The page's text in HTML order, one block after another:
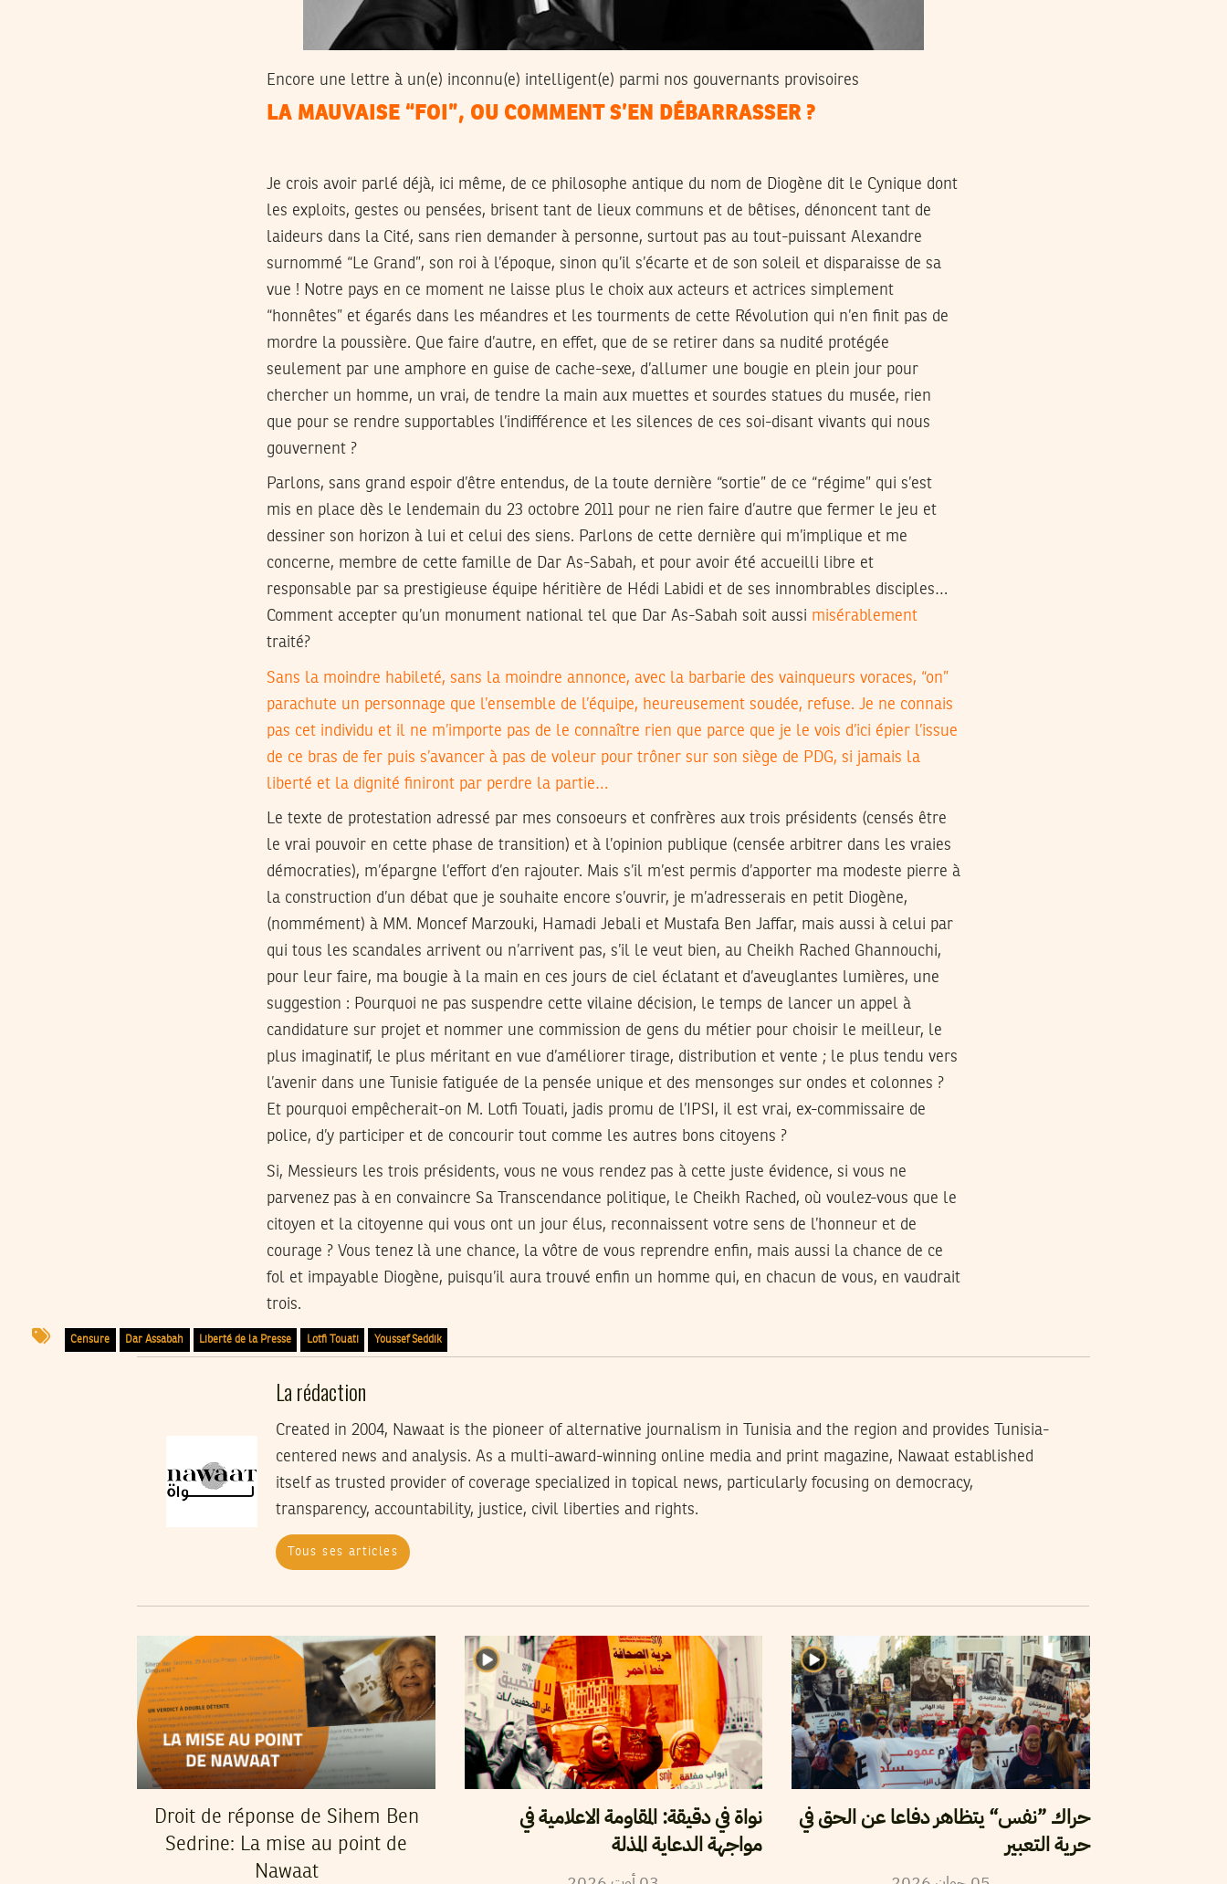
Encore une lettre à un(e) inconnu(e) intelligent(e) parmi nos gouvernants provisoires
LA MAUVAISE “FOI”, OU COMMENT S’EN DÉBARRASSER ?
Je crois avoir parlé déjà, ici même, de ce philosophe antique du nom de Diogène dit le Cynique dont
les exploits, gestes ou pensées, brisent tant de lieux communs et de bêtises, dénoncent tant de
laideurs dans la Cité, sans rien demander à personne, surtout pas au tout-puissant Alexandre
surnommé “Le Grand”, son roi à l’époque, sinon qu’il s’écarte et de son soleil et disparaisse de sa
vue ! Notre pays en ce moment ne laisse plus le choix aux acteurs et actrices simplement
“honnêtes” et égarés dans les méandres et les tourments de cette Révolution qui n’en finit pas de
mordre la poussière. Que faire d’autre, en effet, que de se retirer dans sa nudité protégée
seulement par une amphore en guise de cache-sexe, d’allumer une bougie en plein jour pour
chercher un homme, un vrai, de tendre la main aux muettes et sourdes statues du musée, rien
que pour se rendre supportables l’indifférence et les silences de ces soi-disant vivants qui nous
gouvernent ?
Parlons, sans grand espoir d’être entendus, de la toute dernière “sortie” de ce “régime” qui s’est
mis en place dès le lendemain du 23 octobre 2011 pour ne rien faire d’autre que fermer le jeu et
dessiner son horizon à lui et celui des siens. Parlons de cette dernière qui m’implique et me
concerne, membre de cette famille de Dar As-Sabah, et pour avoir été accueilli libre et
responsable par sa prestigieuse équipe héritière de Hédi Labidi et de ses innombrables disciples…
Comment accepter qu’un monument national tel que Dar As-Sabah soit aussi misérablement
traité?
Sans la moindre habileté, sans la moindre annonce, avec la barbarie des vainqueurs voraces, “on”
parachute un personnage que l’ensemble de l’équipe, heureusement soudée, refuse. Je ne connais
pas cet individu et il ne m’importe pas de le connaître rien que parce que je le vois d’ici épier l’issue
de ce bras de fer puis s’avancer à pas de voleur pour trôner sur son siège de PDG, si jamais la
liberté et la dignité finiront par perdre la partie…
Le texte de protestation adressé par mes consoeurs et confrères aux trois présidents (censés être
le vrai pouvoir en cette phase de transition) et à l’opinion publique (censée arbitrer dans les vraies
démocraties), m’épargne l’effort d’en rajouter. Mais s’il m’est permis d’apporter ma modeste pierre à
la construction d’un débat que je souhaite encore s’ouvrir, je m’adresserais en petit Diogène,
(nommément) à MM. Moncef Marzouki, Hamadi Jebali et Mustafa Ben Jaffar, mais aussi à celui par
qui tous les scandales arrivent ou n’arrivent pas, s’il le veut bien, au Cheikh Rached Ghannouchi,
pour leur faire, ma bougie à la main en ces jours de ciel éclatant et d’aveuglantes lumières, une
suggestion : Pourquoi ne pas suspendre cette vilaine décision, le temps de lancer un appel à
candidature sur projet et nommer une commission de gens du métier pour choisir le meilleur, le
plus imaginatif, le plus méritant en vue d’améliorer tirage, distribution et vente ; le plus tendu vers
l’avenir dans une Tunisie fatiguée de la pensée unique et des mensonges sur ondes et colonnes ?
Et pourquoi empêcherait-on M. Lotfi Touati, jadis promu de l’IPSI, il est vrai, ex-commissaire de
police, d’y participer et de concourir tout comme les autres bons citoyens ?
Si, Messieurs les trois présidents, vous ne vous rendez pas à cette juste évidence, si vous ne
parvenez pas à en convaincre Sa Transcendance politique, le Cheikh Rached, où voulez-vous que le
citoyen et la citoyenne qui vous ont un jour élus, reconnaissent votre sens de l’honneur et de
courage ? Vous tenez là une chance, la vôtre de vous reprendre enfin, mais aussi la chance de ce
fol et impayable Diogène, puisqu’il aura trouvé enfin un homme qui, en chacun de vous, en vaudrait
trois.
Censure Dar Assabah Liberté de la Presse Lotfi Touati Youssef Seddik
La rédaction
Created in 2004, Nawaat is the pioneer of alternative journalism in Tunisia and the region and provides Tunisia-
centered news and analysis. As a multi-award-winning online media and print magazine, Nawaat established
itself as trusted provider of coverage specialized in topical news, particularly focusing on democracy,
transparency, accountability, justice, civil liberties and rights.
Tous ses articles
Droit de réponse de Sihem Ben
Sedrine: La mise au point de
Nawaat
نواة في دقيقة: المقاومة الاعلامية في
مواجهة الدعاية المذلة
حراك ”نفس“ يتظاهر دفاعا عن الحق في
حرية التعبير